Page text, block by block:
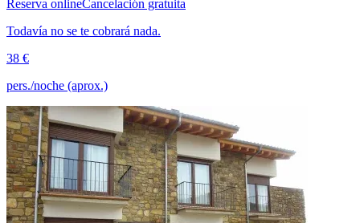
Reserva onlineCancelación gratuita
Todavía no se te cobrará nada.
38 €
pers./noche (aprox.)